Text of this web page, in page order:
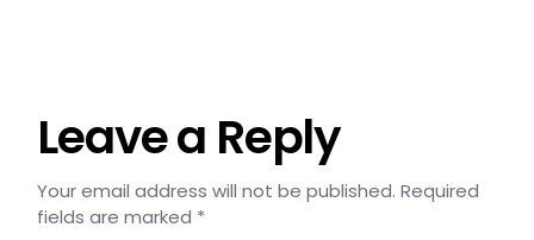
Leave a Reply
Your email address will not be published. Required
fields are marked *